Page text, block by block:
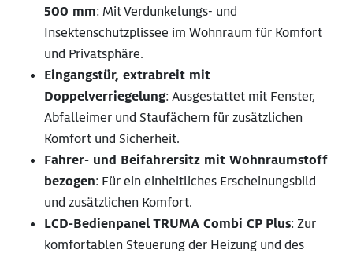
500 mm: Mit Verdunkelungs- und
Insektenschutzplissee im Wohnraum für Komfort
und Privatsphäre.
Eingangstür, extrabreit mit
Doppelverriegelung: Ausgestattet mit Fenster,
Abfalleimer und Staufächern für zusätzlichen
Komfort und Sicherheit.
Fahrer- und Beifahrersitz mit Wohnraumstoff
bezogen: Für ein einheitliches Erscheinungsbild
und zusätzlichen Komfort.
LCD-Bedienpanel TRUMA Combi CP Plus: Zur
komfortablen Steuerung der Heizung und des